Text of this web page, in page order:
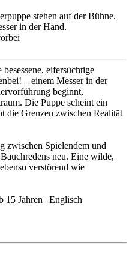
stehen auf der Bühne.
in der Hand.
eifersüchtige
– einem Messer in der
beginnt,
Die Puppe scheint ein
die Grenzen zwischen Realität
zwischen Spielendem und
neu. Eine wilde,
verstörend wie
15 Jahren | Englisch